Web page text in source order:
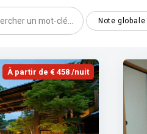
À partir de € 458 /nuit